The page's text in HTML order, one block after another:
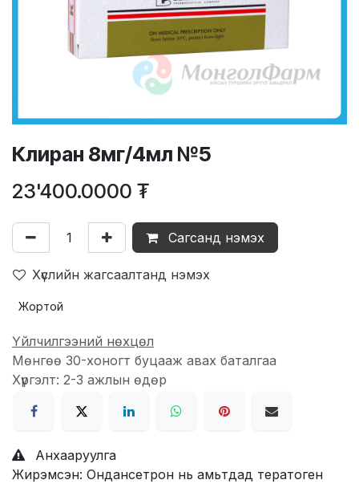
Клиран 8мг/4мл №5
23'400.0000 ₮
Сагсанд нэмэх
Хүслийн жагсаалтанд нэмэх
Жортой
Үйлчилгээний нөхцөл
Мөнгөө 30-хоногт буцааж авах баталгаа
Хүргэлт: 2-3 ажлын өдөр
Анхааруулга
Жирэмсэн: Ондансетрон нь амьтдад тератоген